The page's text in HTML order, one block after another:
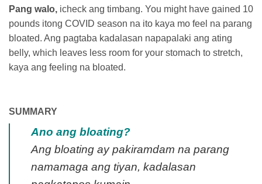
Pang walo, icheck ang timbang. You might have gained 10
pounds itong COVID season na ito kaya mo feel na parang
bloated. Ang pagtaba kadalasan napapalaki ang ating
belly, which leaves less room for your stomach to stretch,
kaya ang feeling na bloated.
SUMMARY
Ano ang bloating?
Ang bloating ay pakiramdam na parang
namamaga ang tiyan, kadalasan